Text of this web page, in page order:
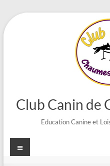
Aller
au
Club Canin de
Education Canine et
Menu